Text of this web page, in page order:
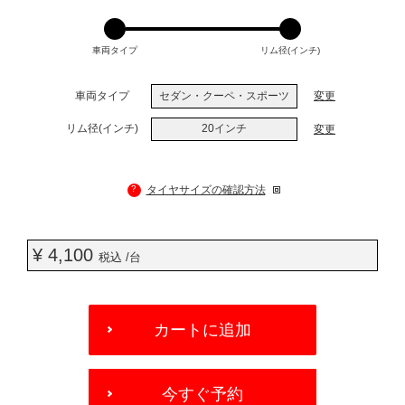
車両タイプ リム径(インチ)
車両タイプ セダン・クーペ・スポーツ 変更
リム径(インチ) 20インチ 変更
? タイヤサイズの確認方法
¥ 4,100 税込 /台
OPTIONS
カートに追加
今すぐ予約